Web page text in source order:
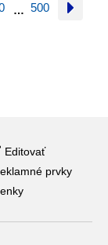
… 500
Editovať
prvky